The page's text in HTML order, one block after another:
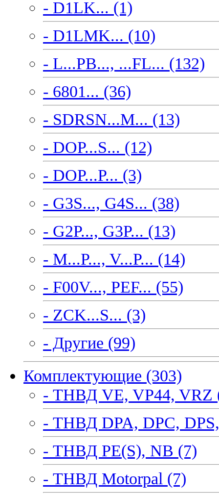
- D1LK... (1)
- D1LMK... (10)
- L...PB..., ...FL... (132)
- 6801... (36)
- SDRSN...M... (13)
- DOP...S... (12)
- DOP...P... (3)
- G3S..., G4S... (38)
- G2P..., G3P... (13)
- M...P..., V...P... (14)
- F00V..., PEF... (55)
- ZCK...S... (3)
- Другие (99)
Комплектующие (303)
- ТНВД VE, VP44, VRZ
- ТНВД DPA, DPC,
- ТНВД PE(S), NB (7)
- ТНВД Motorpal (7)